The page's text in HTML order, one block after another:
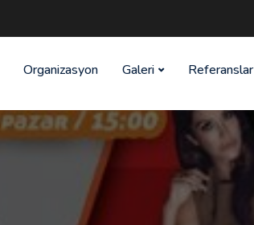
Organizasyon Galeri Referanslar